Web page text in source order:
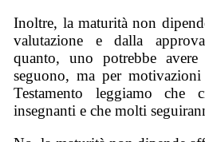
Inoltre, la maturità non
valutazione e dalla
quanto, uno potrebbe
seguono, ma per
Testamento leggiamo che
insegnanti e che molti